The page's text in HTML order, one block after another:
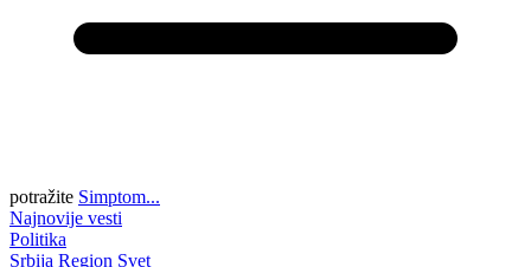
potražite Simptom...
Najnovije vesti
Politika
Srbija Region Svet